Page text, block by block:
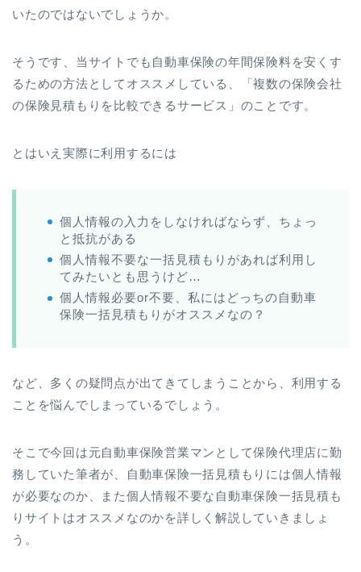
いたのではないでしょうか。
そうです、当サイトでも自動車保険の年間保険料を安くす
るための方法としてオススメしている、「複数の保険会社
の保険見積もりを比較できるサービス」のことです。
とはいえ実際に利用するには
個人情報の入力をしなければならず、ちょっ
と抵抗がある
個人情報不要な一括見積もりがあれば利用し
てみたいとも思うけど…
個人情報必要or不要、私にはどっちの自動車
保険一括見積もりがオススメなの？
など、多くの疑問点が出てきてしまうことから、利用する
ことを悩んでしまっているでしょう。
そこで今回は元自動車保険営業マンとして保険代理店に勤
務していた筆者が、自動車保険一括見積もりには個人情報
が必要なのか、また個人情報不要な自動車保険一括見積も
りサイトはオススメなのかを詳しく解説していきましょ
う。